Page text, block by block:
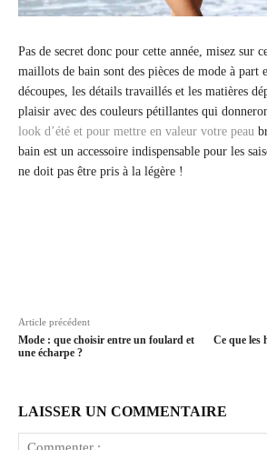
Pas de secret donc pour cette année, misez sur
maillots de bain sont des pièces de mode à part
découpes, les détails travaillés et les matières
plaisir avec des couleurs pétillantes qui
look d’été et pour mettre en valeur votre peau
bain est un accessoire indispensable pour les
ne doit pas être pris à la légère !
Article précédent
Mode : que choisir entre un foulard et
une écharpe ?
Ce que les
LAISSER UN COMMENTAIRE